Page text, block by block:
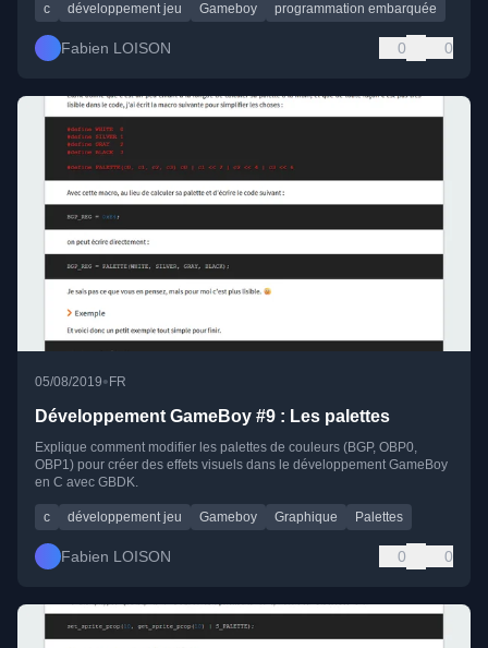
c développement jeu Gameboy programmation embarquée
Fabien LOISON 0 0
05/08/2019• FR
Développement GameBoy #9 : Les palettes
Explique comment modifier les palettes de couleurs (BGP, OBP0,
OBP1) pour créer des effets visuels dans le développement GameBoy
en C avec GBDK.
c développement jeu Gameboy Graphique Palettes
Fabien LOISON 0 0